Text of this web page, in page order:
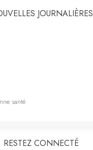
JOURNALIÈRES
santé
RESTEZ CONNECTÉ